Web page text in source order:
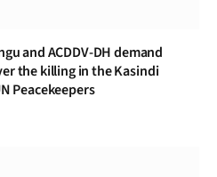
and ACDDV-DH demand
the killing in the Kasindi
Peacekeepers